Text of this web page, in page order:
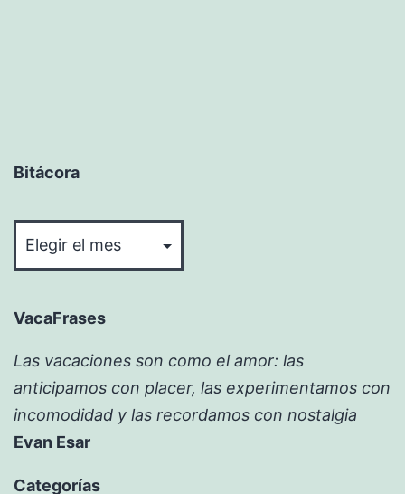
Bitácora
VacaFrases
Las vacaciones son como el amor: las
anticipamos con placer, las experimentamos con
incomodidad y las recordamos con nostalgia
Evan Esar
Categorías